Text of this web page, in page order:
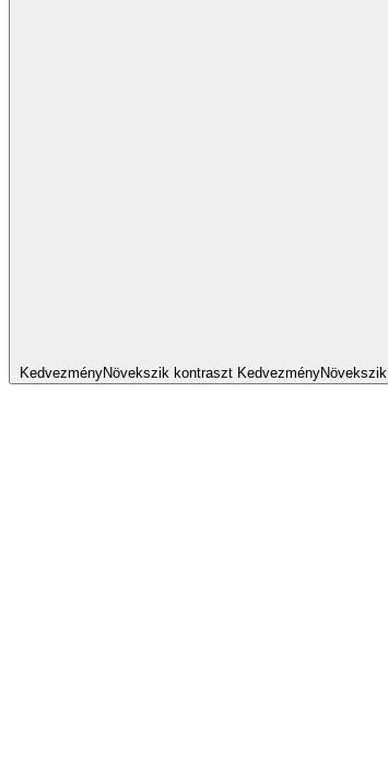
KedvezményNövekszik kontraszt KedvezményNövekszik